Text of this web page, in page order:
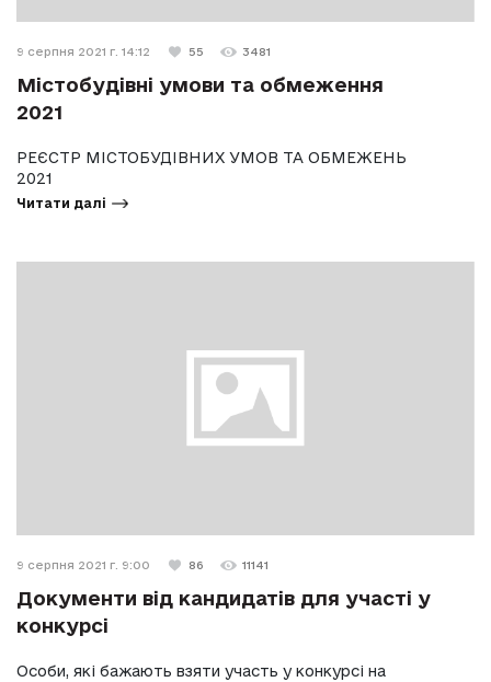
9 серпня 2021 г. 14:12 55 3481
Містобудівні умови та обмеження
2021
РЕЄСТР МІСТОБУДІВНИХ УМОВ ТА ОБМЕЖЕНЬ
2021
Читати далі
9 серпня 2021 г. 9:00 86 11141
Документи від кандидатів для участі у
конкурсі
Особи, які бажають взяти участь у конкурсі на